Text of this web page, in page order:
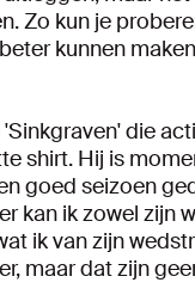
Zo kun je
kunnen
die
shirt. Hij is
goed seizoen
kan ik zowel zijn
ik van zijn
maar dat zijn